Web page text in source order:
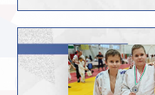
az önfeledett mosolyt a
"Egyesületünk
közösségépítés és az
amelyek még
sportolóinkat és
klubunk.